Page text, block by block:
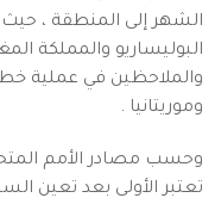
الشهر إلى المنطقة ،
البوليساريو والمملكة
والملاحظين في عملية خطة
وموريتانيا .
وحسب مصادر الأمم
تعتبر الأولى بعد تعين